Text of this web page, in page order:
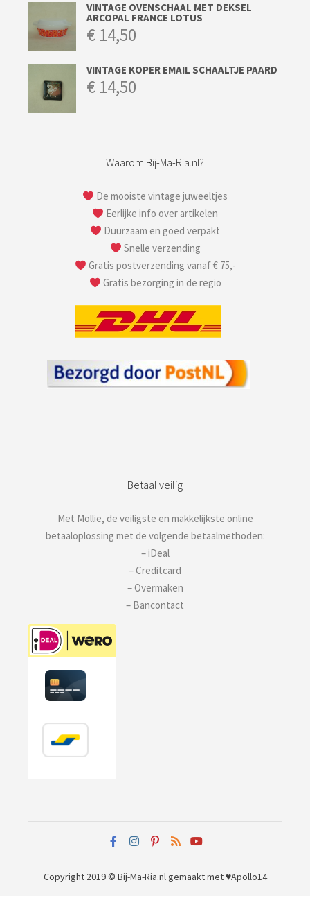
VINTAGE OVENSCHAAL MET DEKSEL
ARCOPAL FRANCE LOTUS
€ 14,50
VINTAGE KOPER EMAIL SCHAALTJE PAARD
€ 14,50
Waarom Bij-Ma-Ria.nl?
De mooiste vintage juweeltjes
Eerlijke info over artikelen
Duurzaam en goed verpakt
Snelle verzending
Gratis postverzending vanaf € 75,-
Gratis bezorging in de regio
Betaal veilig
Met Mollie, de veiligste en makkelijkste online
betaaloplossing met de volgende betaalmethoden:
– iDeal
– Creditcard
– Overmaken
– Bancontact
Copyright 2019 © Bij-Ma-Ria.nlgemaakt met ♥Apollo14